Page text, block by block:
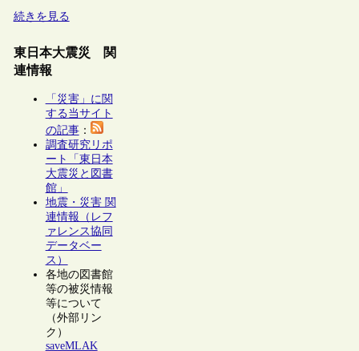
続きを見る
東日本大震災 関
連情報
「災害」に関
する当サイト
の記事：
調査研究リポ
ート「東日本
大震災と図書
館」
地震・災害 関
連情報（レフ
ァレンス協同
データベー
ス）
各地の図書館
等の被災情報
等について
（外部リン
ク）
saveMLAK